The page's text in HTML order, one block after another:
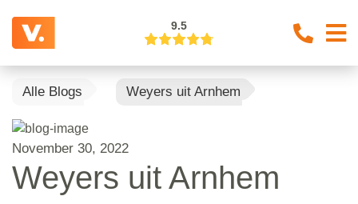
9.5
Alle Blogs Weyers uit Arnhem
November 30, 2022
Weyers uit Arnhem